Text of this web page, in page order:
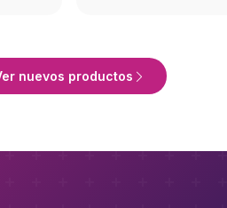
nuevos productos